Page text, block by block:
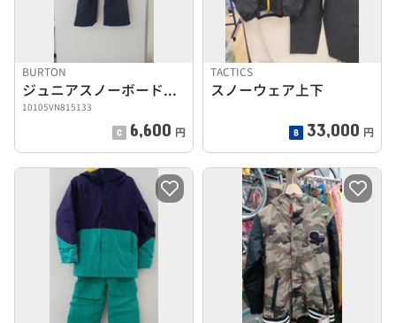
BURTON
ジュニアスノーボードウェア上下セット
10105VN815133
6,600 円
TACTICS
スノーウェア上下
33,000 円